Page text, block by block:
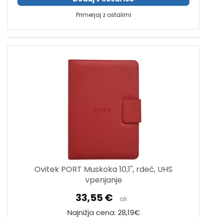
Primerjaj z ostalimi
Ovitek PORT Muskoka 10,1", rdeč, UHS
vpenjanje
33,55 € ali
Najnižja cena: 28,19€